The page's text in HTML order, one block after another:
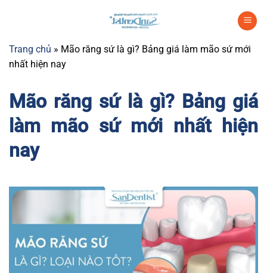
dungTrang chủ » Mão răng sứ là gì? Bảng giá làm mão sứ mới
nhất hiện nay
Mão răng sứ là gì? Bảng giá
làm mão sứ mới nhất hiện
nay